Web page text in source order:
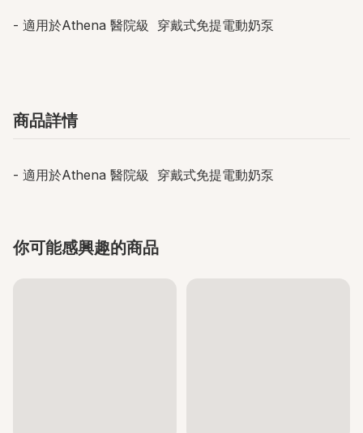
- 適用於Athena 醫院級  穿戴式免提電動奶泵
商品詳情
- 適用於Athena 醫院級 穿戴式免提電動奶泵
你可能感興趣的商品